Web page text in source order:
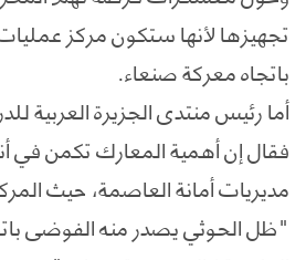
تجهيزها لأنها ستكون مركز
باتجاه معركة صنعاء.
أما رئيس منتدى الجزيرة العربية
فقال إن أهمية المعارك تكمن في
مديريات أمانة العاصمة، حيث
"ظل الحوثي يصدر منه الفوضى